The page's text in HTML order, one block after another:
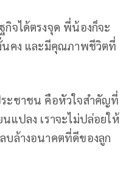
กิจได้ตรงจุด พี่น้องก็จะ
นคง และมีคุณภาพชีวิตที่
ะชาชน คือหัวใจสำคัญที่
แปลง เราจะไม่ปล่อยให้
บล้างอนาคตที่ดีของลูก